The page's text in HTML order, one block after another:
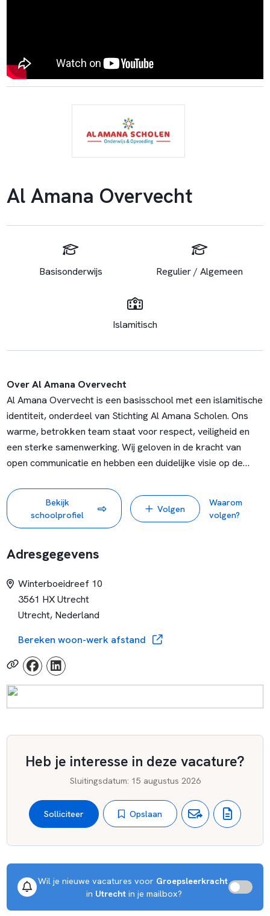
Al Amana Overvecht
Basisonderwijs Regulier / Algemeen
Islamitisch
Over Al Amana Overvecht
Al Amana Overvecht is een basisschool met een islamitische
identiteit, onderdeel van Stichting Al Amana Scholen. Ons
warme, betrokken team staat voor respect, veiligheid en
een sterke samenwerking. Wij geloven in de kracht van
open communicatie en hebben een duidelijke visie op de
volop mogelijkheden voor leerkrachten om zich verder te
professionaliseren. Bij ons ben je welkom, ongeacht je
identiteit of levensovertuiging, en draag je bij aan een
Bekijk
schoolprofiel
Volgen
Waarom
volgen?
Adresgegevens
Winterboeidreef 10
3561 HX Utrecht
Utrecht, Nederland
Bereken woon-werk afstand
Heb je interesse in deze vacature?
Sluitingsdatum: 15 augustus 2026
Solliciteer Opslaan
Wil je nieuwe vacatures voor Groepsleerkracht
in Utrecht in je mailbox?